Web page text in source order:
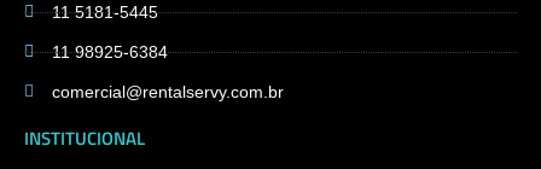
11 5181-5445
11 98925-6384
comercial@rentalservy.com.br
INSTITUCIONAL